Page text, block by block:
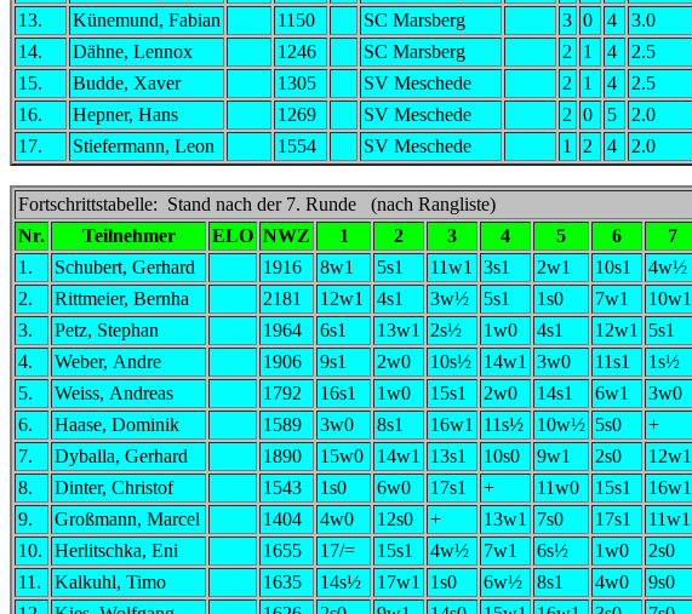
13.
Künemund, Fabian 1150 SC Marsberg 3 0 4 3.0
14.
Dähne, Lennox 1246 SC Marsberg 2 1 4 2.5
15.
Budde, Xaver 1305 SV Meschede 2 1 4 2.5
16.
Hepner, Hans 1269 SV Meschede 2 0 5 2.0
17.
Stiefermann, Leon 1554 SV Meschede 1 2 4 2.0
Fortschrittstabelle: Stand nach der 7. Runde (nach Rangliste)
Nr.
Teilnehmer ELO NWZ 1 2 3 4 5 6 7
1.
Schubert, Gerhard 1916 8w1 5s1 11w1 3s1 2w1 10s1 4w½
2.
Rittmeier, Bernha 2181 12w1 4s1 3w½ 5s1 1s0 7w1 10w1
3.
Petz, Stephan 1964 6s1 13w1 2s½ 1w0 4s1 12w1 5s1
4.
Weber, Andre 1906 9s1 2w0 10s½ 14w1 3w0 11s1 1s½
5.
Weiss, Andreas 1792 16s1 1w0 15s1 2w0 14s1 6w1 3w0
6.
Haase, Dominik 1589 3w0 8s1 16w1 11s½ 10w½ 5s0 +
7.
Dyballa, Gerhard 1890 15w0 14w1 13s1 10s0 9w1 2s0 12w1
8.
Dinter, Christof 1543 1s0 6w0 17s1 + 11w0 15s1 16w1
9.
Großmann, Marcel 1404 4w0 12s0 + 13w1 7s0 17s1 11w1
10.
Herlitschka, Eni 1655 17/= 15s1 4w½ 7w1 6s½ 1w0 2s0
11.
Kalkuhl, Timo 1635 14s½ 17w1 1s0 6w½ 8s1 4w0 9s0